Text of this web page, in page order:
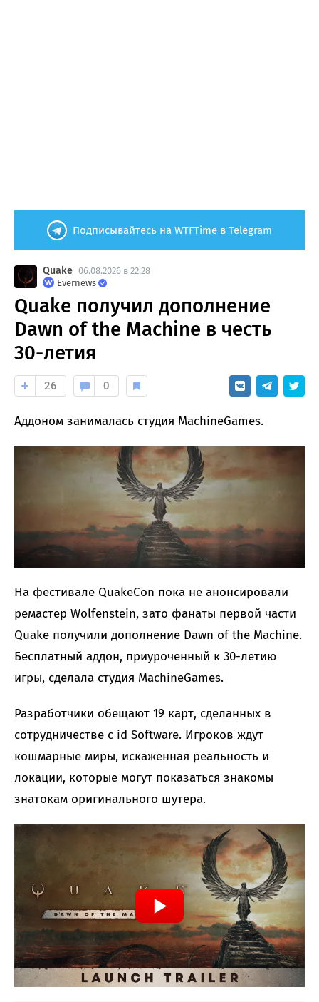
Подписывайтесь на WTFTime в Telegram
Quake 06.08.2026 в 22:28
Evernews
Quake получил дополнение
Dawn of the Machine в честь
30-летия
26 0
Аддоном занималась студия MachineGames.
На фестивале QuakeCon пока не анонсировали
ремастер Wolfenstein, зато фанаты первой части
Quake получили дополнение Dawn of the Machine.
Бесплатный аддон, приуроченный к 30-летию
игры, сделала студия MachineGames.
Разработчики обещают 19 карт, сделанных в
сотрудничестве с id Software. Игроков ждут
кошмарные миры, искаженная реальность и
локации, которые могут показаться знакомы
знатокам оригинального шутера.